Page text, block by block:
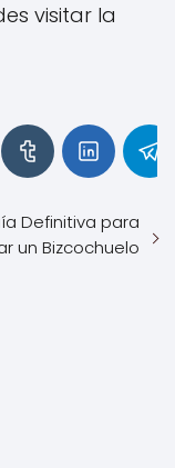
visitar la
Definitiva para
un Bizcochuelo